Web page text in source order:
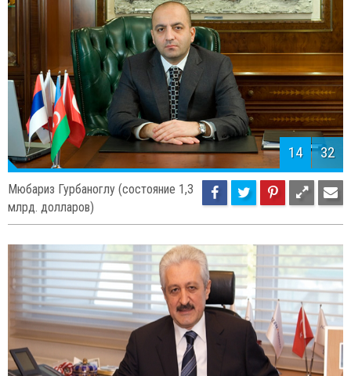
Тургай Джинер (состояние 1,3 млрд.
14 32
Мюбариз Гурбаноглу (состояние 1,3
млрд. долларов)